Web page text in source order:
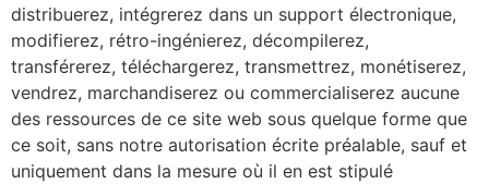
distribuerez, intégrerez dans un support électronique,
modifierez, rétro-ingénierez, décompilerez,
transférerez, téléchargerez, transmettrez, monétiserez,
vendrez, marchandiserez ou commercialiserez aucune
des ressources de ce site web sous quelque forme que
ce soit, sans notre autorisation écrite préalable, sauf et
uniquement dans la mesure où il en est stipulé